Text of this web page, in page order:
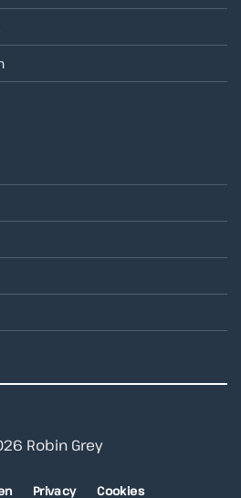
Robin Grey
Privacy Cookies